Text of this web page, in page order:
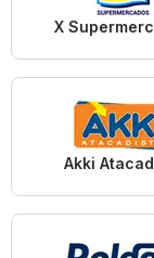
X
Akki